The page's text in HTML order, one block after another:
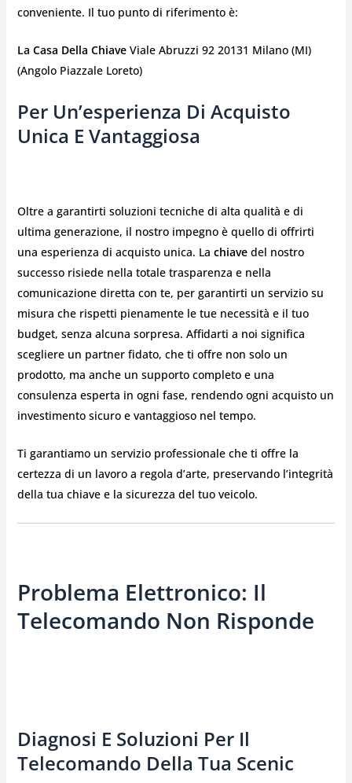
conveniente. Il tuo punto di riferimento è:
La Casa Della ChiaveViale Abruzzi 92 20131 Milano (MI)
(Angolo Piazzale Loreto)
Per Un’esperienza Di Acquisto
Unica E Vantaggiosa
Oltre a garantirti soluzioni tecniche di alta qualità e di
ultima generazione, il nostro impegno è quello di offrirti
una esperienza di acquisto unica. La chiavedel nostro
successo risiede nella totale trasparenza e nella
comunicazione diretta con te, per garantirti un servizio su
misura che rispetti pienamente le tue necessità e il tuo
budget, senza alcuna sorpresa. Affidarti a noi significa
scegliere un partner fidato, che ti offre non solo un
prodotto, ma anche un supporto completo e una
consulenza esperta in ogni fase, rendendo ogni acquisto un
investimento sicuro e vantaggioso nel tempo.
Ti garantiamo un servizio professionale che ti offre la
certezza di un lavoro a regola d’arte, preservando l’integrità
della tua chiave e la sicurezza del tuo veicolo.
Problema Elettronico: Il
Telecomando Non Risponde
Diagnosi E Soluzioni Per Il
Telecomando Della Tua Scenic